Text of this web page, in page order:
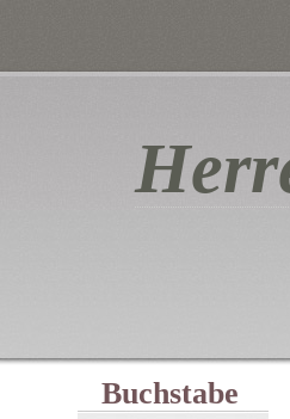
Buchstabe